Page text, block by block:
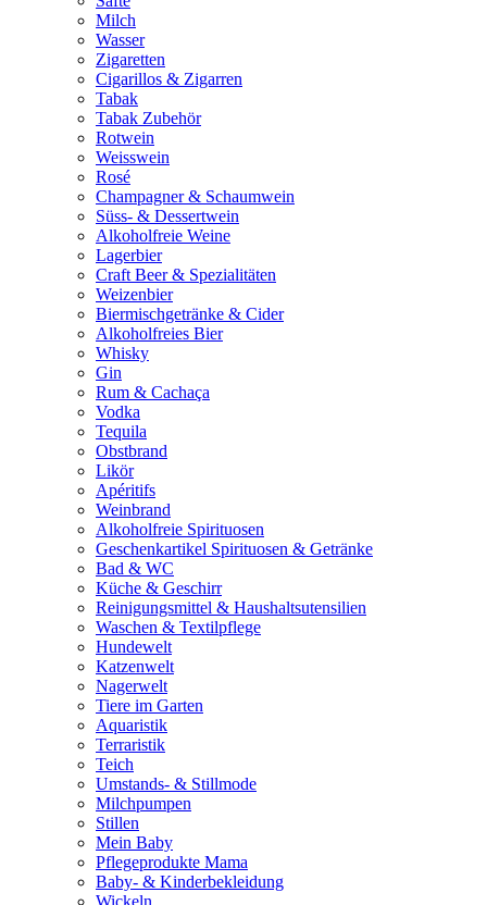
Milch
Wasser
Zigaretten
Cigarillos & Zigarren
Tabak
Tabak Zubehör
Rotwein
Weisswein
Rosé
Champagner & Schaumwein
Süss- & Dessertwein
Alkoholfreie Weine
Lagerbier
Craft Beer & Spezialitäten
Weizenbier
Biermischgetränke & Cider
Alkoholfreies Bier
Whisky
Gin
Rum & Cachaça
Vodka
Tequila
Obstbrand
Likör
Apéritifs
Weinbrand
Alkoholfreie Spirituosen
Geschenkartikel Spirituosen & Getränke
Bad & WC
Küche & Geschirr
Reinigungsmittel & Haushaltsutensilien
Waschen & Textilpflege
Hundewelt
Katzenwelt
Nagerwelt
Tiere im Garten
Aquaristik
Terraristik
Teich
Umstands- & Stillmode
Milchpumpen
Stillen
Mein Baby
Pflegeprodukte Mama
Baby- & Kinderbekleidung
Wickeln